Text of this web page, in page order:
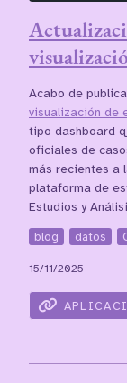
Acabo de
visualización de
tipo dashboard
oficiales de
más recientes a
plataforma de
Estudios y
blog datos
15/11/2025